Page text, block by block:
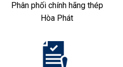
Phân phối chính hãng thép
Hòa Phát